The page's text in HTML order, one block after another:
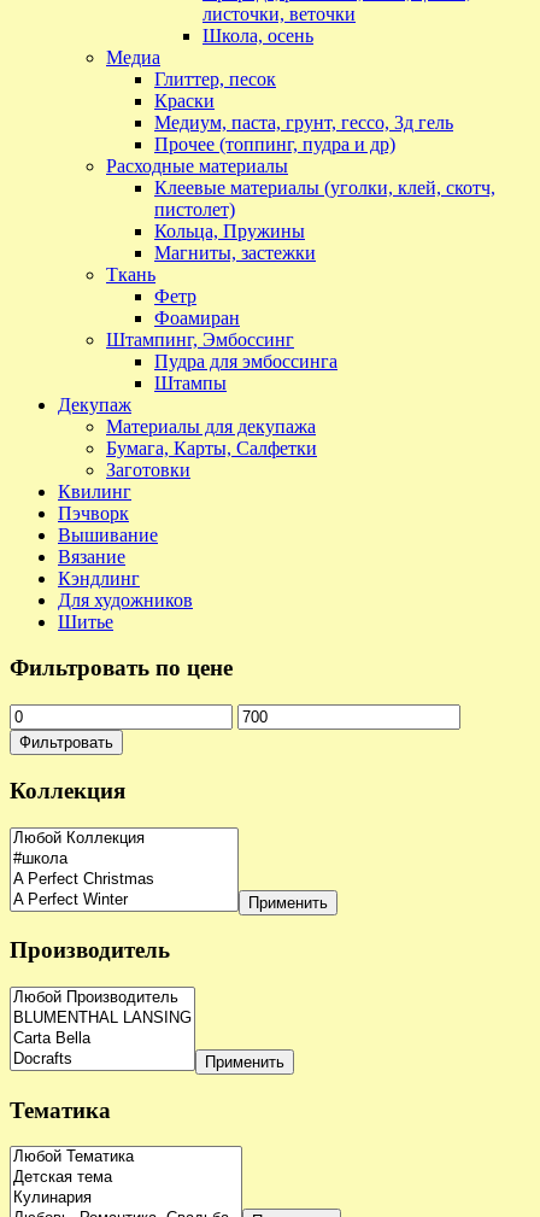
листочки, веточки
Школа, осень
Медиа
Глиттер, песок
Краски
Медиум, паста, грунт, гессо, 3д гель
Прочее (топпинг, пудра и др)
Расходные материалы
Клеевые материалы (уголки, клей, скотч,
пистолет)
Кольца, Пружины
Магниты, застежки
Ткань
Фетр
Фоамиран
Штампинг, Эмбоссинг
Пудра для эмбоссинга
Штампы
Декупаж
Материалы для декупажа
Бумага, Карты, Салфетки
Заготовки
Квилинг
Пэчворк
Вышивание
Вязание
Кэндлинг
Для художников
Шитье
Фильтровать по цене
Фильтровать
Коллекция
Применить
Производитель
Применить
Тематика